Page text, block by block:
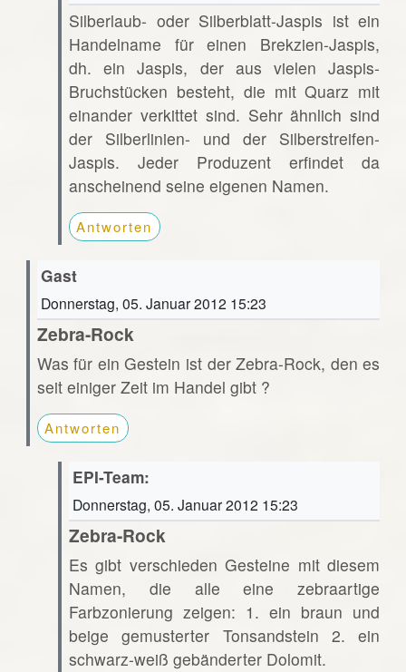
Silberlaub- oder Silberblatt-Jaspis ist ein
Handelname für einen Brekzien-Jaspis,
dh. ein Jaspis, der aus vielen Jaspis-
Bruchstücken besteht, die mit Quarz mit
einander verkittet sind. Sehr ähnlich sind
der Silberlinien- und der Silberstreifen-
Jaspis. Jeder Produzent erfindet da
anscheinend seine eigenen Namen.
Antworten
Gast
Donnerstag, 05. Januar 2012 15:23
Zebra-Rock
Was für ein Gestein ist der Zebra-Rock, den es
seit einiger Zeit im Handel gibt ?
Antworten
EPI-Team:
Donnerstag, 05. Januar 2012 15:23
Zebra-Rock
Es gibt verschieden Gesteine mit diesem
Namen, die alle eine zebraartige
Farbzonierung zeigen: 1. ein braun und
beige gemusterter Tonsandstein 2. ein
schwarz-weiß gebänderter Dolomit.